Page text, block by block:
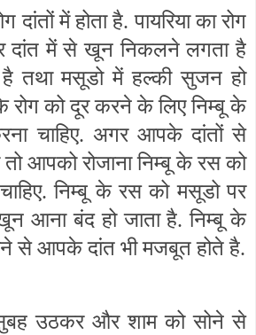
दांतों में होता है. पायरिया का रोग
दांत में से खून निकलने लगता है
तथा मसूडो में हल्की सुजन हो
के रोग को दूर करने के लिए निम्बू के
चाहिए. अगर आपके दांतों से
आपको रोजाना निम्बू के रस को
निम्बू के रस को मसूडो पर
आना बंद हो जाता है. निम्बू के
से आपके दांत भी मजबूत होते है.
सुबह उठकर और शाम को सोने से